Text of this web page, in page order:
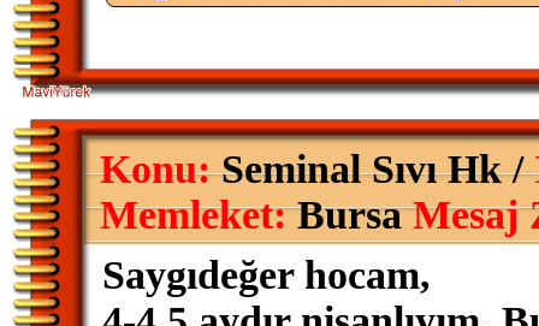
Konu:Seminal Sıvı Hk /
Memleket:BursaMesaj
Saygıdeğer hocam,